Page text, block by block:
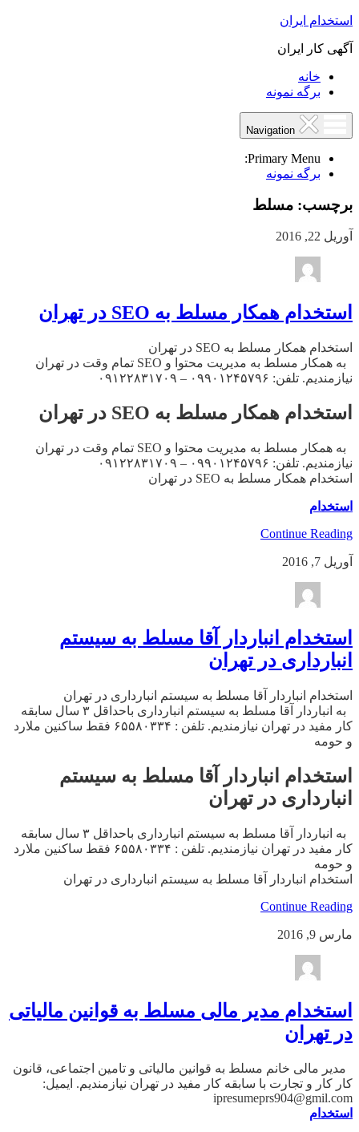
استخدام ایران
آگهی کار ایران
خانه
برگه نمونه
Primary Menu:
برگه نمونه
برچسب: مسلط
آوریل 22, 2016
استخدام همکار مسلط به SEO در تهران
استخدام همکار مسلط به SEO در تهران
به همکار مسلط به مدیریت محتوا و SEO تمام وقت در تهران
نیازمندیم. تلفن: ۰۹۹۰۱۲۴۵۷۹۶ – ۰۹۱۲۲۸۳۱۷۰۹
استخدام همکار مسلط به SEO در تهران
به همکار مسلط به مدیریت محتوا و SEO تمام وقت در تهران
نیازمندیم. تلفن: ۰۹۹۰۱۲۴۵۷۹۶ – ۰۹۱۲۲۸۳۱۷۰۹
استخدام همکار مسلط به SEO در تهران
استخدام
Continue Reading
آوریل 7, 2016
استخدام انباردار آقا مسلط به سیستم
انبارداری در تهران
استخدام انباردار آقا مسلط به سیستم انبارداری در تهران
به انباردار آقا مسلط به سیستم انبارداری باحداقل ۳ سال سابقه
کار مفید در تهران نیازمندیم. تلفن : ۶۵۵۸۰۳۳۴ فقط ساکنین ملارد
و حومه
استخدام انباردار آقا مسلط به سیستم
انبارداری در تهران
به انباردار آقا مسلط به سیستم انبارداری باحداقل ۳ سال سابقه
کار مفید در تهران نیازمندیم. تلفن : ۶۵۵۸۰۳۳۴ فقط ساکنین ملارد
و حومه
استخدام انباردار آقا مسلط به سیستم انبارداری در تهران
Continue Reading
مارس 9, 2016
استخدام مدیر مالی مسلط به قوانین مالیاتی
در تهران
مدیر مالی خانم مسلط به قوانین مالیاتی و تامین اجتماعی، قانون
کار کار و تجارت با سابقه کار مفید در تهران نیازمندیم. ایمیل:
ipresumeprs904@gmil.com
استخدام